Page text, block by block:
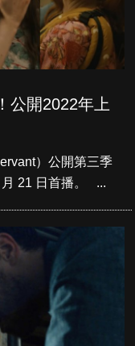
公開2022年上
）公開第三季
月 21 日首播。 ...